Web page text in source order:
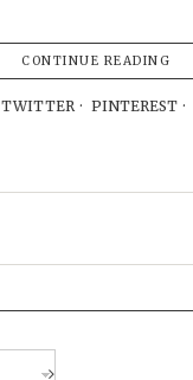
CONTINUE READING
TWITTER PINTEREST